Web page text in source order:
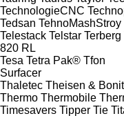
TechnologieCNC
Tedsan TehnoMashStroy
Telestack Telstar Terberg
820 RL
Tesa Tetra Pak® Tfon
Surfacer
Thaletec Theisen &
Thermo Thermobile
Timesavers Tipper Tie